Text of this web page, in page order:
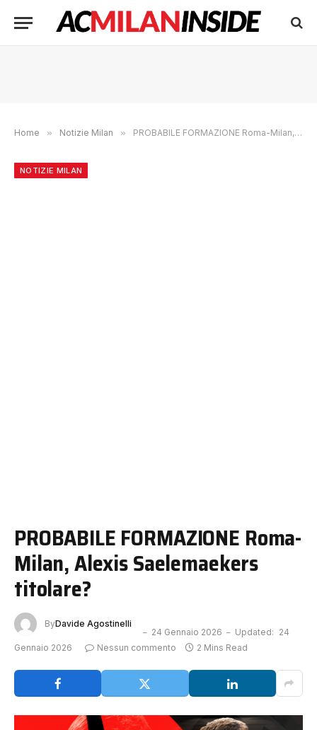
Home » Notizie Milan » PROBABILE FORMAZIONE Roma-Milan, Alexis Saelemaekers titolare?
NOTIZIE MILAN
PROBABILE FORMAZIONE Roma-
Milan, Alexis Saelemaekers
titolare?
ByDavide Agostinelli
24 Gennaio 2026
Updated: 24
Gennaio 2026
Nessun commento 2 Mins Read